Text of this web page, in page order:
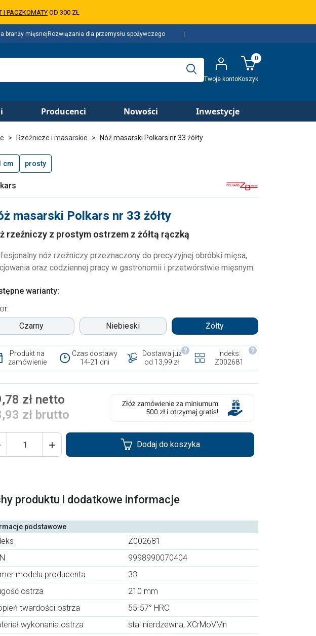
I PACZKOMATY OD 300 ZŁ
branży mięsnejRozwiązania dla przemysłu spożywczego
Twoje kontoKoszyk
0
Producenci Nowości Inwestycje
Rzeźnicze i masarskie Nóż masarski Polkars nr 33 żółty
cm prosty
masarski Polkars nr 33 żółty
rzeźniczy z prostym ostrzem z żółtą rączką
nóż rzeźniczy przeznaczony do precyzyjnej obróbki mięsa,
oraz codziennej pracy w gastronomii i przetwórstwie mięsnym.
warianty:
Czarny
Niebieski Żółty
Produkt na
zamówienie
Czas dostawy
14-21 dni
Dostawa już
od 13,99 zł
Indeks:
Z002681
zł netto
zł brutto
 Dodaj do koszyka
produktu i dodatkowe informacje
podstawowe
Z002681
9998990070404
modelu producenta
33
ostrza
210 mm
twardości ostrza
55-57° HRC
wykonania ostrza
stal nierdzewna, XCrMoVMn